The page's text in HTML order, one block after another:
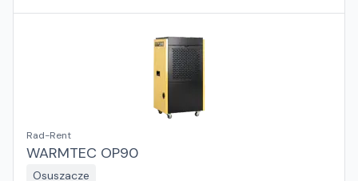
Rad-Rent
WARMTEC OP90
Osuszacze